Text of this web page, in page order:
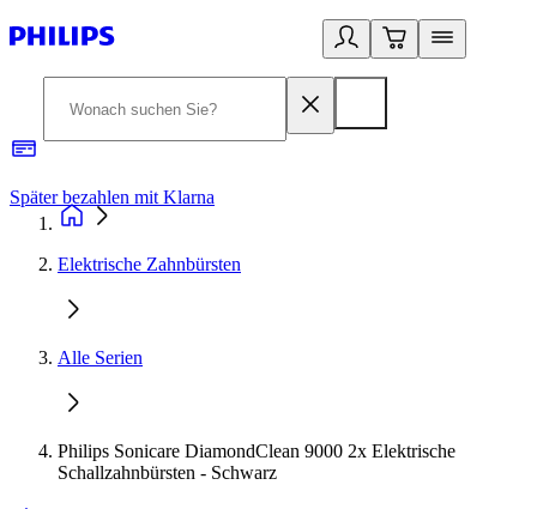
Später bezahlen mit Klarna
Elektrische Zahnbürsten
Alle Serien
Philips Sonicare DiamondClean 9000 2x Elektrische
Schallzahnbürsten - Schwarz